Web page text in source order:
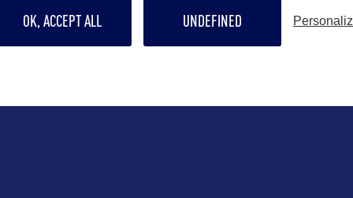
OK, ACCEPT ALL UNDEFINED